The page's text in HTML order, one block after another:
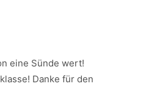
eine Sünde wert!
Danke für den